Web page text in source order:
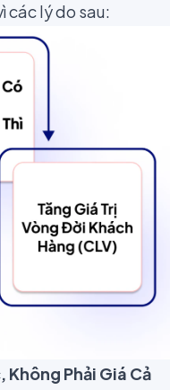
các lý do sau:
Không Phải Giá Cả